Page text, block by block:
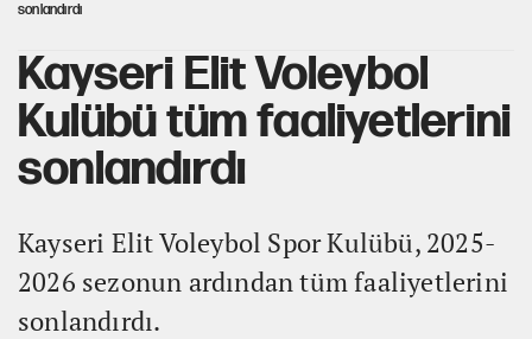
sonlandırdı
Kayseri Elit Voleybol
Kulübü tüm faaliyetlerini
sonlandırdı
Kayseri Elit Voleybol Spor Kulübü, 2025-
2026 sezonun ardından tüm faaliyetlerini
sonlandırdı.